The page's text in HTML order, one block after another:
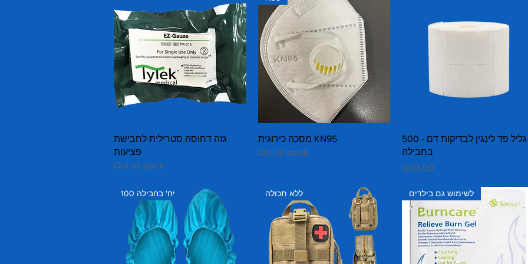
Quick View
גזה דחוסה סטרילית לחבישת
פציעות
Out of stock
Quick View
מסכה כירוגית KN95
Out of stock
Quick View
גליל פד לינגין לבדיקות דם - 500
בחבילה
Price
₪33.00
100 יח' בחבילה ללא תכולה לשימוש גם בילדים